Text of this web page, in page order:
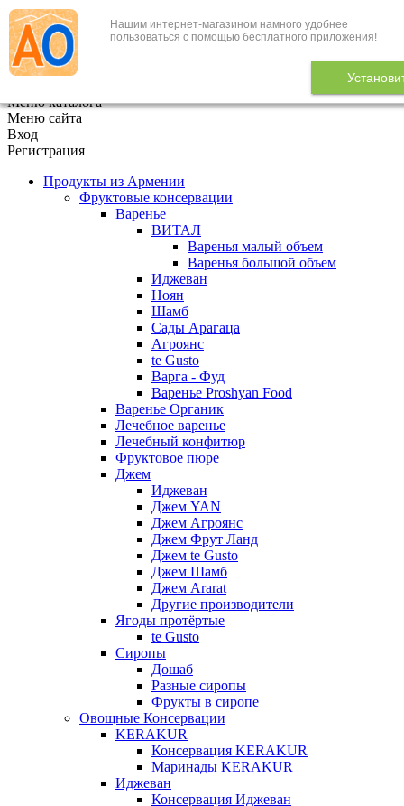
Нашим интернет-магазином намного удобнее
пользоваться с помощью бесплатного приложения!
+7 (495) 646-888-1
В корзине 0
Меню каталога
Меню сайта
Вход
Регистрация
Продукты из Армении
Фруктовые консервации
Варенье
ВИТАЛ
Варенья малый объем
Варенья большой объем
Иджеван
Ноян
Шамб
Сады Арагаца
Агроянс
te Gusto
Варга - Фуд
Варенье Proshyan Food
Варенье Органик
Лечебное варенье
Лечебный конфитюр
Фруктовое пюре
Джем
Иджеван
Джем YAN
Джем Агроянс
Джем Фрут Ланд
Джем te Gusto
Джем Шамб
Джем Ararat
Другие производители
Ягоды протёртые
te Gusto
Сиропы
Дошаб
Разные сиропы
Фрукты в сиропе
Овощные Консервации
KERAKUR
Консервация KERAKUR
Маринады KERAKUR
Иджеван
Консервация Иджеван